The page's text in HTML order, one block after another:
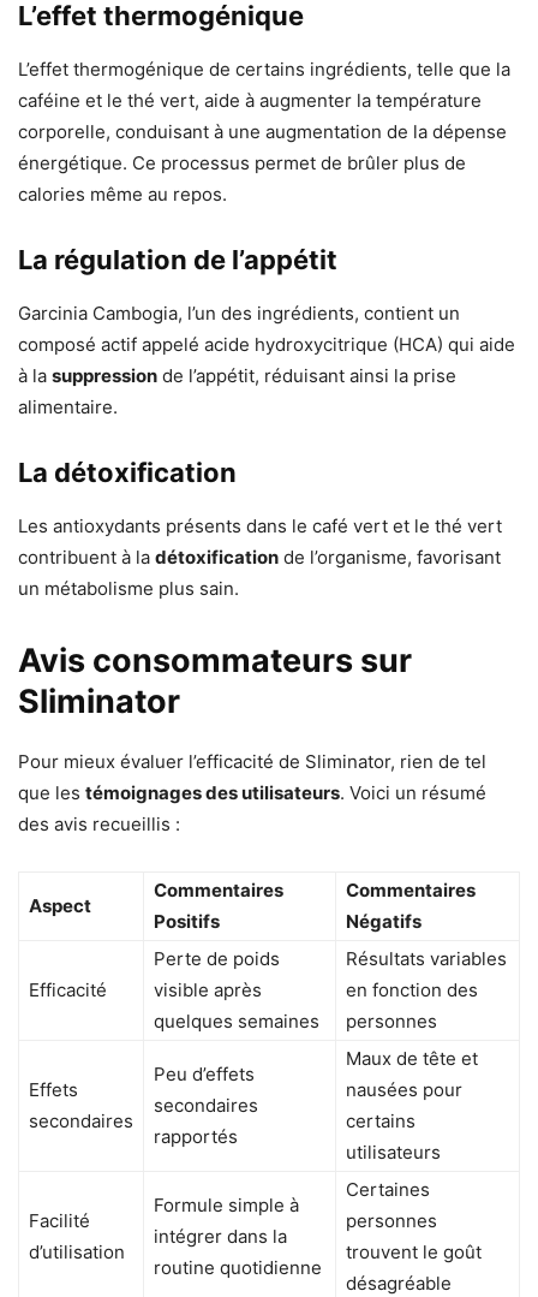
L’effet thermogénique
L’effet thermogénique de certains ingrédients, telle que la
caféine et le thé vert, aide à augmenter la température
corporelle, conduisant à une augmentation de la dépense
énergétique. Ce processus permet de brûler plus de
calories même au repos.
La régulation de l’appétit
Garcinia Cambogia, l’un des ingrédients, contient un
composé actif appelé acide hydroxycitrique (HCA) qui aide
à la suppression de l’appétit, réduisant ainsi la prise
alimentaire.
La détoxification
Les antioxydants présents dans le café vert et le thé vert
contribuent à la détoxification de l’organisme, favorisant
un métabolisme plus sain.
Avis consommateurs sur
Sliminator
Pour mieux évaluer l’efficacité de Sliminator, rien de tel
que les témoignages des utilisateurs. Voici un résumé
des avis recueillis :
Aspect
Commentaires
Positifs
Commentaires
Négatifs
Efficacité
Perte de poids
visible après
quelques semaines
Résultats variables
en fonction des
personnes
Effets
secondaires
Peu d’effets
secondaires
rapportés
Maux de tête et
nausées pour
certains
utilisateurs
Facilité
d’utilisation
Formule simple à
intégrer dans la
routine quotidienne
Certaines
personnes
trouvent le goût
désagréable